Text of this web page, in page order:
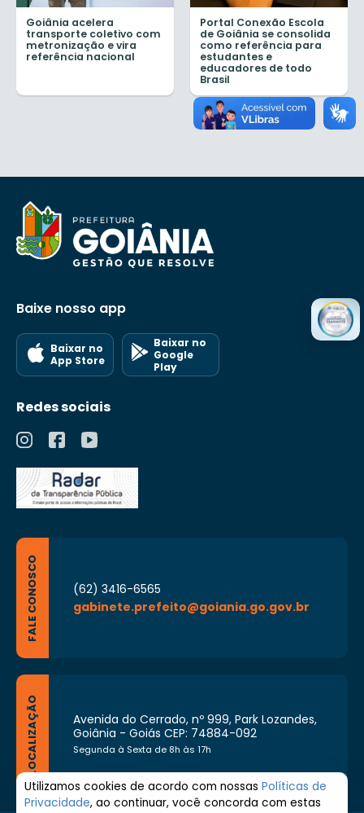
Goiânia acelera
transporte coletivo com
metronização e vira
referência nacional
Portal Conexão Escola
de Goiânia se consolida
como referência para
estudantes e
educadores de todo
Brasil
Baixe nosso app
Baixar no
App Store
Baixar no
Google
Play
Redes sociais
FALE CONOSCO
(62) 3416-6565
gabinete.prefeito@goiania.go.gov.br
LOCALIZAÇÃO
Avenida do Cerrado, nº 999, Park Lozandes,
Goiânia - Goiás CEP: 74884-092
Segunda à Sexta de 8h às 17h
Utilizamos cookies de acordo com nossas Políticas de
Privacidade, ao continuar, você concorda com estas